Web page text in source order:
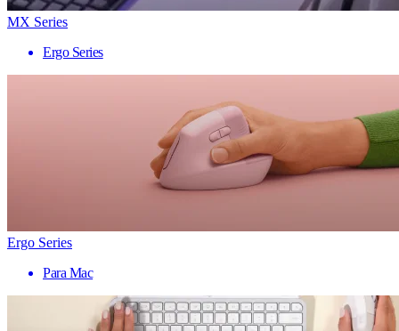
MX Series
Ergo Series
Ergo Series
Para Mac